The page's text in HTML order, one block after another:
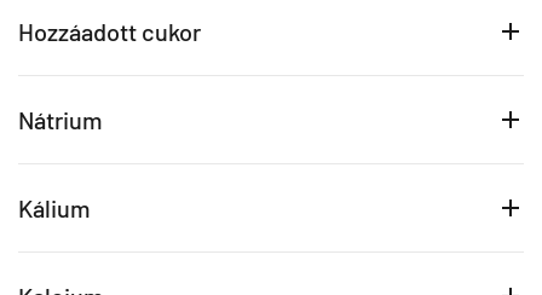
Hozzáadott cukor
Nátrium
Kálium